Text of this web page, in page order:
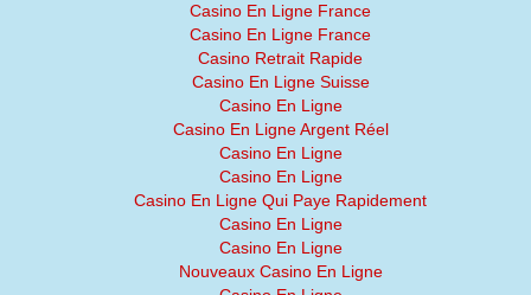
Casino En Ligne France
Casino En Ligne France
Casino Retrait Rapide
Casino En Ligne Suisse
Casino En Ligne
Casino En Ligne Argent Réel
Casino En Ligne
Casino En Ligne
Casino En Ligne Qui Paye Rapidement
Casino En Ligne
Casino En Ligne
Nouveaux Casino En Ligne